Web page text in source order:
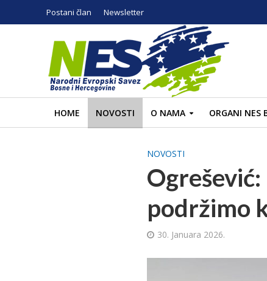
Postani član Newsletter
HOME NOVOSTI O NAMA ORGANI NES
NOVOSTI
podržimo
30. Januara 2026.